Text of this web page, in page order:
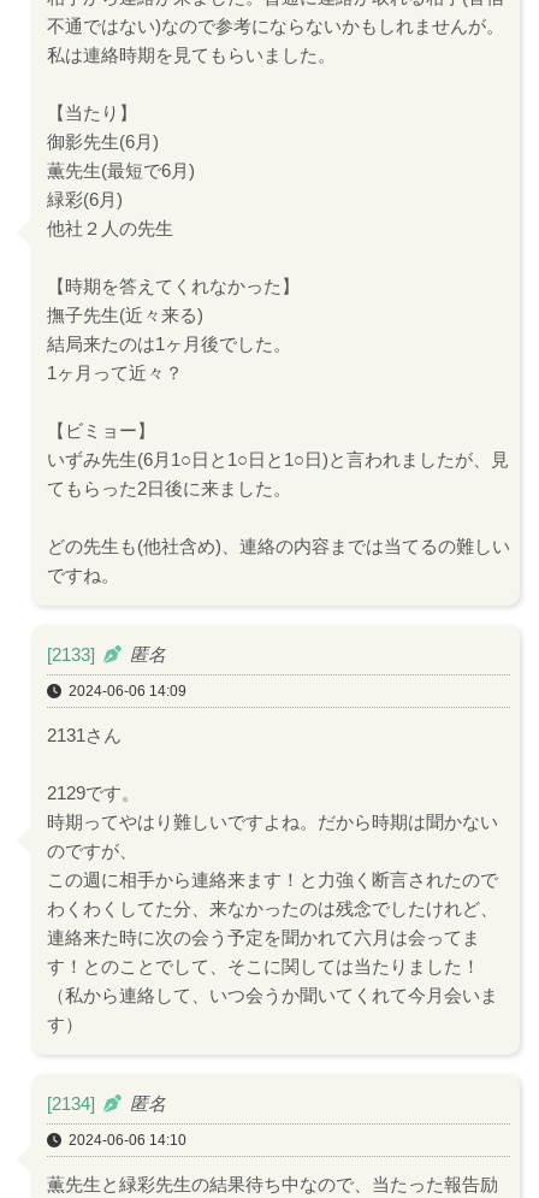
不通ではない)なので参考にならないかもしれませんが。
私は連絡時期を見てもらいました。
【当たり】
御影先生(6月)
薫先生(最短で6月)
緑彩(6月)
他社２人の先生
【時期を答えてくれなかった】
撫子先生(近々来る)
結局来たのは1ヶ月後でした。
1ヶ月って近々？
【ビミョー】
いずみ先生(6月1○日と1○日と1○日)と言われましたが、見
てもらった2日後に来ました。
どの先生も(他社含め)、連絡の内容までは当てるの難しい
ですね。
[2133] 匿名
2024-06-06 14:09
2131さん
2129です。
時期ってやはり難しいですよね。だから時期は聞かない
のですが、
この週に相手から連絡来ます！と力強く断言されたので
わくわくしてた分、来なかったのは残念でしたけれど、
連絡来た時に次の会う予定を聞かれて六月は会ってま
す！とのことでして、そこに関しては当たりました！
（私から連絡して、いつ会うか聞いてくれて今月会いま
す）
[2134] 匿名
2024-06-06 14:10
薫先生と緑彩先生の結果待ち中なので、当たった報告励